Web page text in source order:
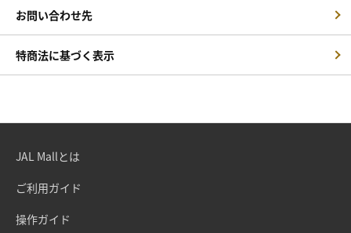
お問い合わせ先
特商法に基づく表示
JAL Mallとは
ご利用ガイド
操作ガイド